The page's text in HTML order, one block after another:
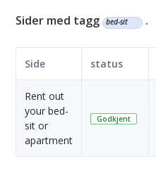
Kunnskapsbasen
Sider med tagg bed-sit .
Side status
Rent out
your bed-
sit or
apartment
Godkjent